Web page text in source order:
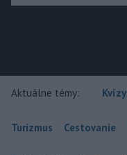
Aktuálne témy: Kvízy
Turizmus Cestovanie